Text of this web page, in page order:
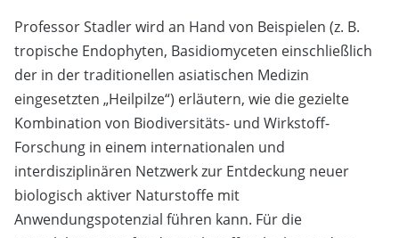
Professor Stadler wird an Hand von Beispielen (z. B.
tropische Endophyten, Basidiomyceten einschließlich
der in der traditionellen asiatischen Medizin
eingesetzten „Heilpilze“) erläutern, wie die gezielte
Kombination von Biodiversitäts- und Wirkstoff-
Forschung in einem internationalen und
interdisziplinären Netzwerk zur Entdeckung neuer
biologisch aktiver Naturstoffe mit
Anwendungspotenzial führen kann. Für die